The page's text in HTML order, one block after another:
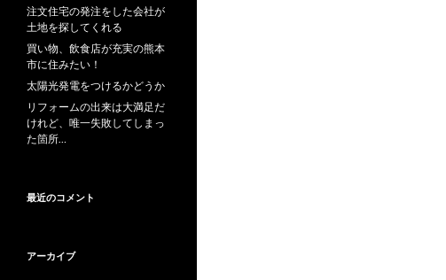
注文住宅の発注をした会社が
土地を探してくれる
買い物、飲食店が充実の熊本
市に住みたい！
太陽光発電をつけるかどうか
リフォームの出来は大満足だ
けれど、唯一失敗してしまっ
た箇所…
最近のコメント
アーカイブ